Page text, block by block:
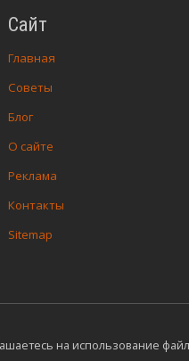
Сайт
Главная
Советы
Блог
О сайте
Реклама
Контакты
Sitemap
на использование